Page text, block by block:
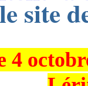
le site
4